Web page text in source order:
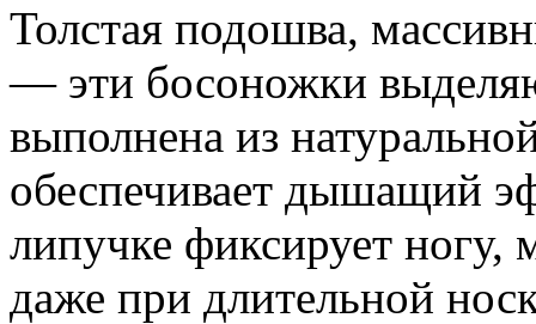
Толстая подошва,
— эти босоножки
выполнена из
обеспечивает дышащий
липучке фиксирует ногу,
даже при длительной